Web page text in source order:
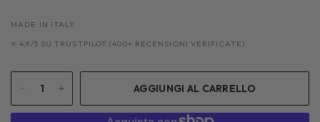
MADE IN ITALY
⭐ 4,9/5 SU TRUSTPILOT (400+ RECENSIONI VERIFICATE)
AGGIUNGI AL CARRELLO